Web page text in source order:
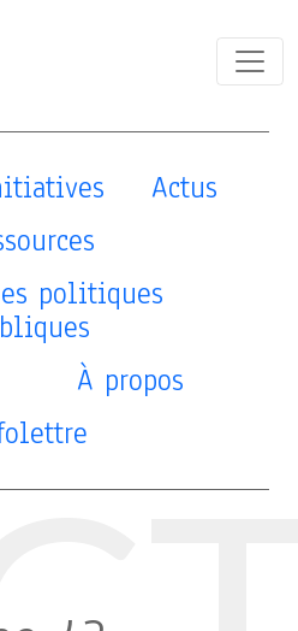
Actus
politiques
À propos